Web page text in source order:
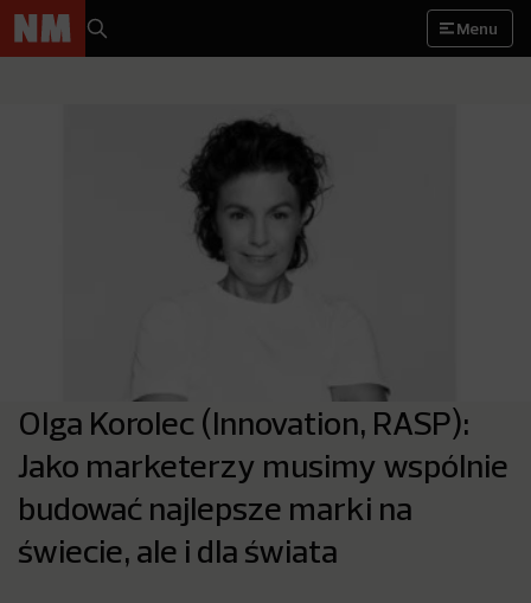
Menu
Olga Korolec (Innovation, RASP):
Jako marketerzy musimy wspólnie
budować najlepsze marki na
świecie, ale i dla świata